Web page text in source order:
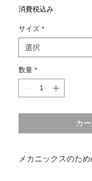
格
消費税込み
サイズ *
選択
数量 *
カ
メカニックスのた